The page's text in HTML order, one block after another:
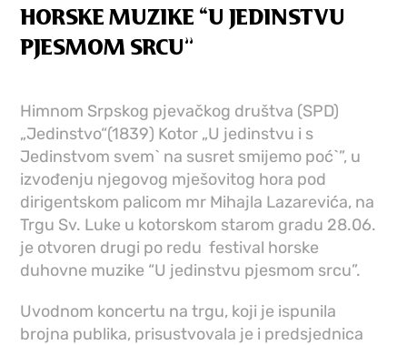
HORSKE MUZIKE “U JEDINSTVU
PJESMOM SRCU”
Himnom Srpskog pjevačkog društva (SPD)
„Jedinstvo“(1839) Kotor „U jedinstvu i s
Jedinstvom svem` na susret smijemo poć`”, u
izvođenju njegovog mješovitog hora pod
dirigentskom palicom mr Mihajla Lazarevića, na
Trgu Sv. Luke u kotorskom starom gradu 28.06.
je otvoren drugi po redu festival horske
duhovne muzike “U jedinstvu pjesmom srcu”.
Uvodnom koncertu na trgu, koji je ispunila
brojna publika, prisustvovala je i predsjednica